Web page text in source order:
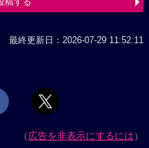
最終更新日：2026-07-29 11:52:11
（広告を非表示にするには）